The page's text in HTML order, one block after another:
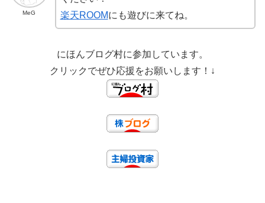
MeG
楽天ROOMにも遊びに来てね。
にほんブログ村に参加しています。
クリックでぜひ応援をお願いします！↓